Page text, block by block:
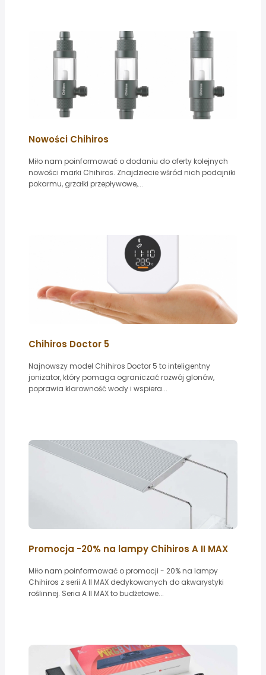
Nowości Chihiros
Miło nam poinformować o dodaniu do oferty kolejnych
nowości marki Chihiros. Znajdziecie wśród nich podajniki
pokarmu, grzałki przepływowe,...
Chihiros Doctor 5
Najnowszy model Chihiros Doctor 5 to inteligentny
jonizator, który pomaga ograniczać rozwój glonów,
poprawia klarowność wody i wspiera...
Promocja -20% na lampy Chihiros A II MAX
Miło nam poinformować o promocji - 20% na lampy
Chihiros z serii A II MAX dedykowanych do akwarystyki
roślinnej. Seria A II MAX to budżetowe...